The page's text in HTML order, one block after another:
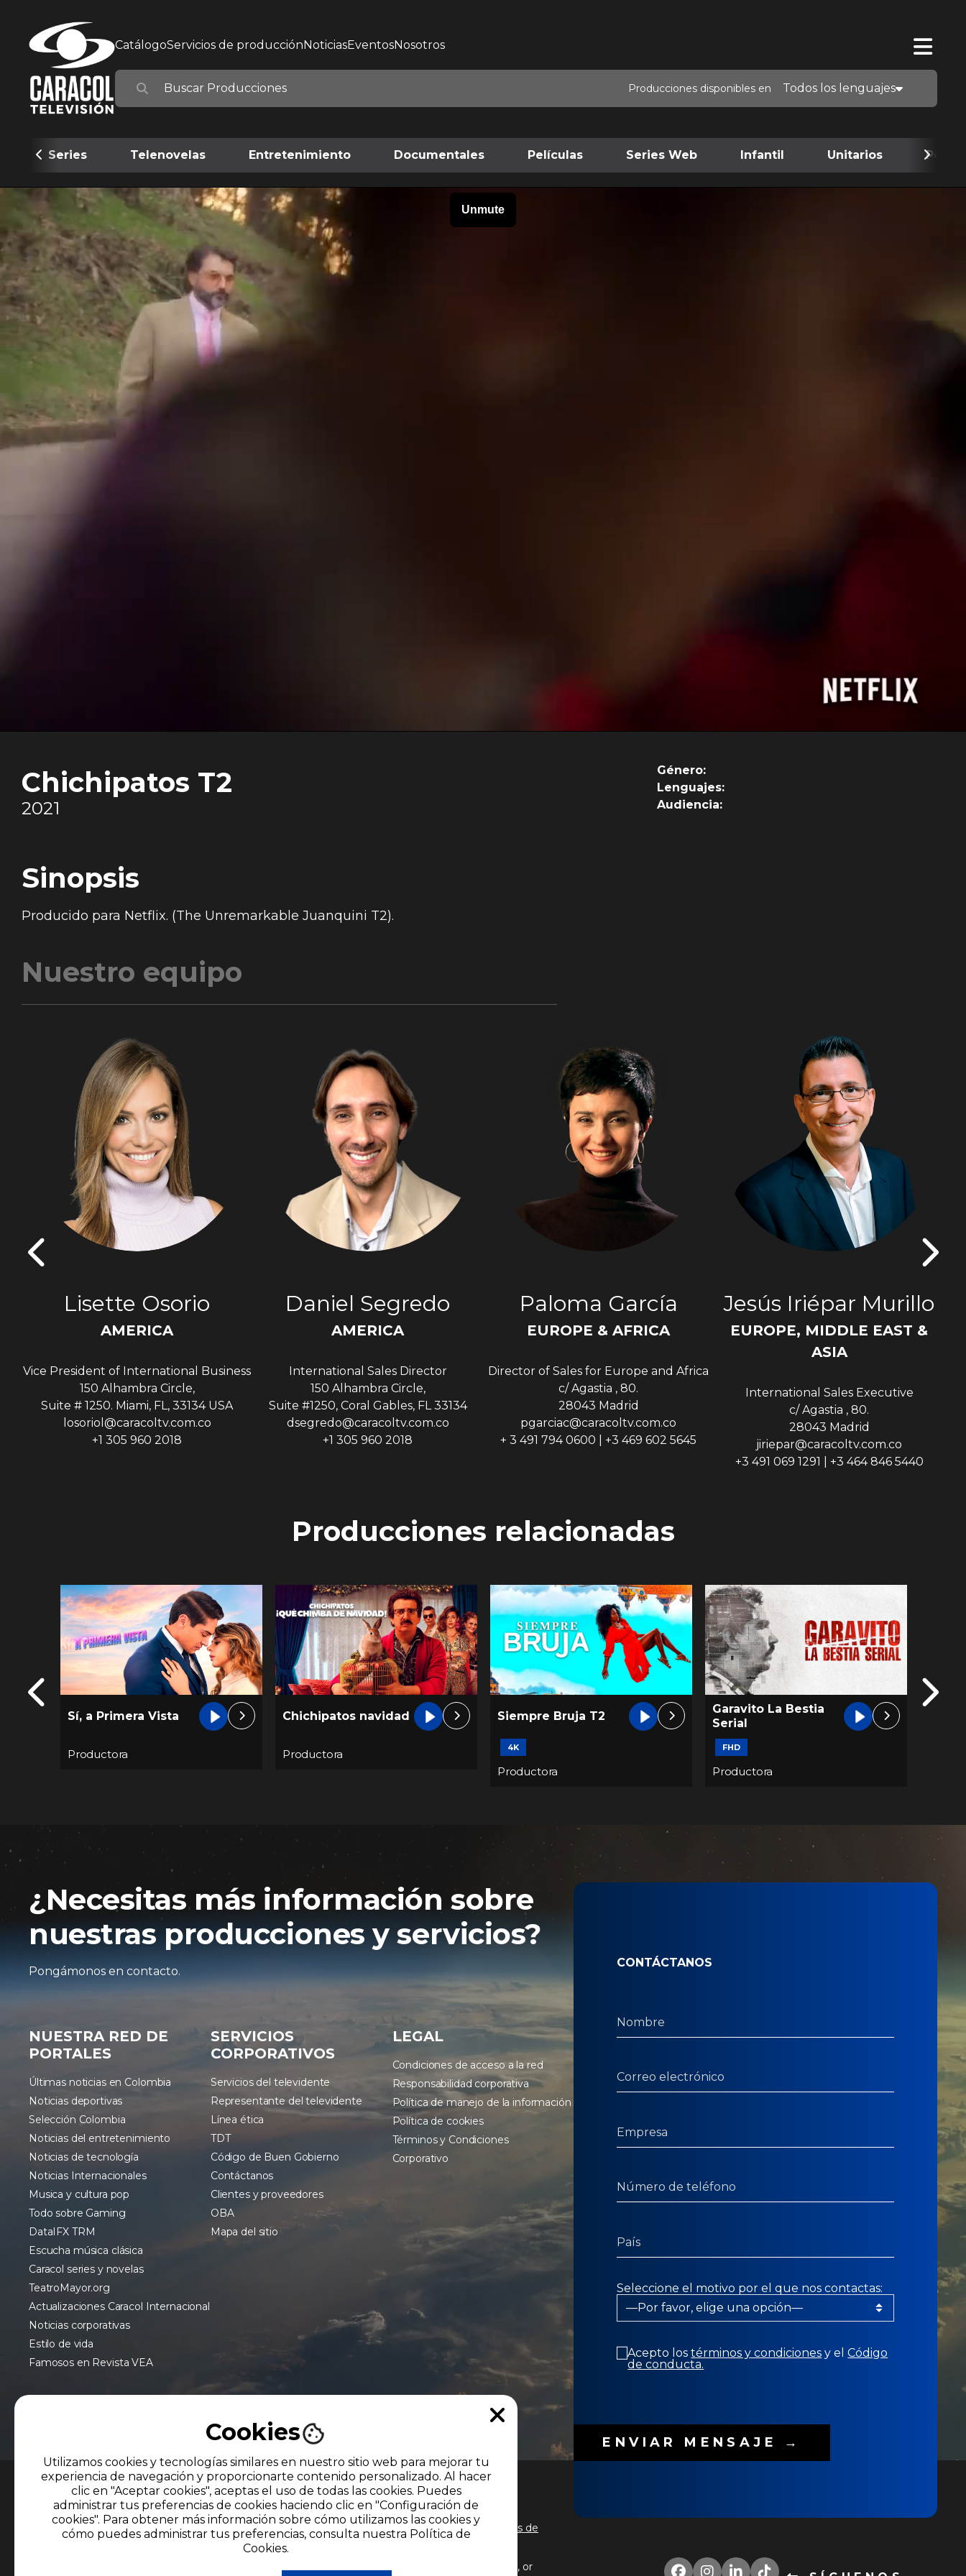
CatálogoServicios de producción NoticiasEventosNosotros
Producciones disponibles en Todos los lenguajes
Series Telenovelas Entretenimiento Documentales Películas Series Web Infantil Unitarios
Chichipatos T2
2021
Género:
Lenguajes:
Audiencia:
Sinopsis
Producido para Netflix. (The Unremarkable Juanquini T2).
Nuestro equipo
Lisette Osorio
AMERICA
Vice President of International Business
150 Alhambra Circle,
Suite # 1250. Miami, FL, 33134 USA
losoriol@caracoltv.com.co
+1 305 960 2018
Daniel Segredo
AMERICA
International Sales Director
150 Alhambra Circle,
Suite #1250, Coral Gables, FL 33134
dsegredo@caracoltv.com.co
+1 305 960 2018
Paloma García
EUROPE & AFRICA
Director of Sales for Europe and Africa
c/ Agastia , 80.
28043 Madrid
pgarciac@caracoltv.com.co
+ 3 491 794 0600 | +3 469 602 5645
Jesús Iriépar Murillo
EUROPE, MIDDLE EAST &
ASIA
International Sales Executive
c/ Agastia , 80.
28043 Madrid
jiriepar@caracoltv.com.co
+3 491 069 1291 | +3 464 846 5440
Producciones relacionadas
Sí, a Primera Vista
Productora
Chichipatos navidad
Productora
Siempre Bruja T2
4K
Productora
Garavito La Bestia
Serial
FHD
Productora
¿Necesitas más información sobre
nuestras producciones y servicios?
Pongámonos en contacto.
NUESTRA RED DE
PORTALES
Últimas noticias en Colombia
Noticias deportivas
Selección Colombia
Noticias del entretenimiento
Noticias de tecnología
Noticias Internacionales
Musica y cultura pop
Todo sobre Gaming
DataIFX TRM
Escucha música clásica
Caracol series y novelas
TeatroMayor.org
Actualizaciones Caracol Internacional
Noticias corporativas
Estilo de vida
Famosos en Revista VEA
SERVICIOS
CORPORATIVOS
Servicios del televidente
Representante del televidente
Línea ética
TDT
Código de Buen Gobierno
Contáctanos
Clientes y proveedores
OBA
Mapa del sitio
LEGAL
Condiciones de acceso a la red
Responsabilidad corporativa
Política de manejo de la información
Política de cookies
Términos y Condiciones
Corporativo
CONTÁCTANOS
Seleccione el motivo por el que nos contactas:
Acepto lostérminos y condiciones y elCódigo
de conducta.
MIEMBRO DE
El uso de este sitio web implica la aceptación de losTérminos y condicionesy
Políticas de
Tratamiento de la Información de CARACOL TELEVISIÓN S.A. Todos los Derechos
Reservados D.R.A. Prohibida su reproducción total o parcial, así como su traducción a
cualquier idioma sin autorización escrita de su titular. Reproduction in whole or in part, or
Cookies
Utilizamos cookies y tecnologías similares en nuestro sitio web para mejorar tu
experiencia de navegación y proporcionarte contenido personalizado. Al hacer
clic en "Aceptar cookies", aceptas el uso de todas las cookies. Puedes
administrar tus preferencias de cookies haciendo clic en "Configuración de
cookies". Para obtener más información sobre cómo utilizamos las cookies y
cómo puedes administrar tus preferencias, consulta nuestra Política de
Cookies.